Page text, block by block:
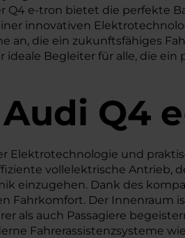
e-tron bietet die perfekte
innovativen
an, die ein zukunftsfähiges
Begleiter für alle, die
Audi Q4
und
vollelektrische Antrieb,
einzugehen. Dank des
Fahrkomfort. Der
als auch Passagiere
Fahrerassistenzsysteme